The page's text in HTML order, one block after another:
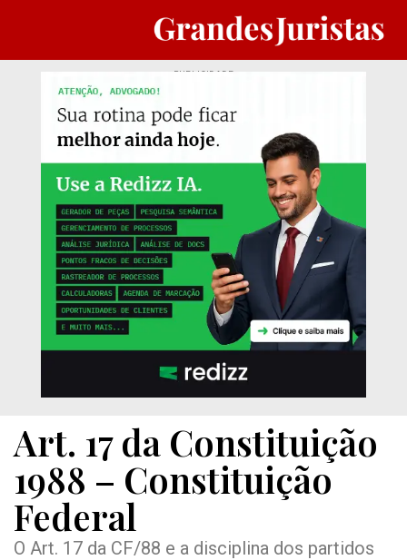
PUBLICIDADE
Art. 17 da Constituição
1988 – Constituição
Federal
O Art. 17 da CF/88 e a disciplina dos partidos